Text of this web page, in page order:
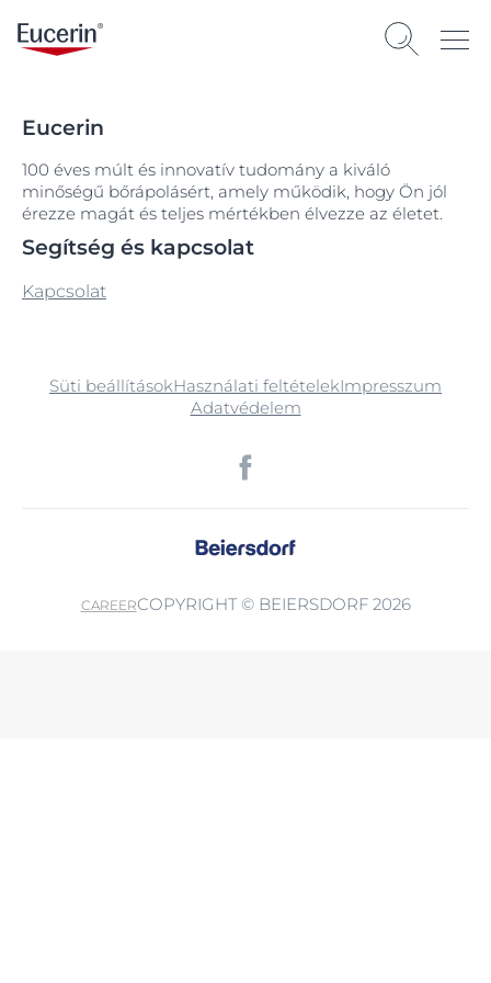
Eucerin
100 éves múlt és innovatív tudomány a kiváló
minőségű bőrápolásért, amely működik, hogy Ön jól
érezze magát és teljes mértékben élvezze az életet.
Segítség és kapcsolat
Kapcsolat
Süti beállításokHasználati feltételekImpresszum
Adatvédelem
CAREERCOPYRIGHT © BEIERSDORF 2026